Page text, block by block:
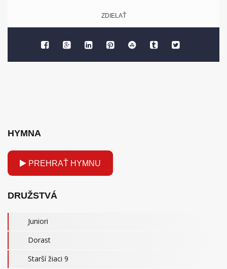
ZDIELAŤ
HYMNA
PREHRAŤ HYMNU
DRUŽSTVÁ
Juniori
Dorast
Starší žiaci 9